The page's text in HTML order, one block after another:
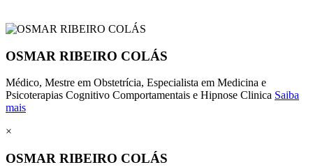
OSMAR RIBEIRO COLÁS
Médico, Mestre em Obstetrícia, Especialista em Medicina e
Psicoterapias Cognitivo Comportamentais e Hipnose Clinica Saiba
mais
×
OSMAR RIBEIRO COLÁS